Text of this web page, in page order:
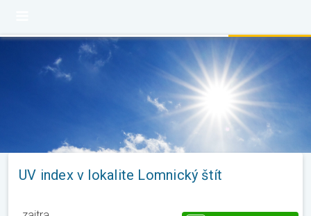
UV index v lokalite Lomnický štít